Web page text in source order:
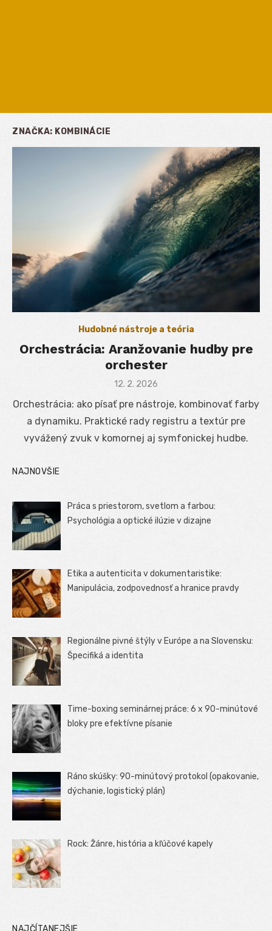
ZNAČKA: KOMBINÁCIE
Hudobné nástroje a teória
Orchestrácia: Aranžovanie hudby pre
orchester
Posted
12. 2. 2026
Orchestrácia: ako písať pre nástroje, kombinovať farby
a dynamiku. Praktické rady registru a textúr pre
vyvážený zvuk v komornej aj symfonickej hudbe.
NAJNOVŠIE
Práca s priestorom, svetlom a farbou:
Psychológia a optické ilúzie v dizajne
Etika a autenticita v dokumentaristike:
Manipulácia, zodpovednosť a hranice pravdy
Regionálne pivné štýly v Európe a na Slovensku:
Špecifiká a identita
Time-boxing seminárnej práce: 6 x 90-minútové
bloky pre efektívne písanie
Ráno skúšky: 90-minútový protokol (opakovanie,
dýchanie, logistický plán)
Rock: Žánre, história a kľúčové kapely